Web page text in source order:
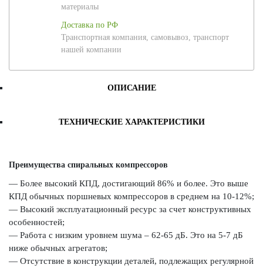
материалы
Доставка по РФ
Транспортная компания, самовывоз, транспорт
нашей компании
ОПИСАНИЕ
ТЕХНИЧЕСКИЕ ХАРАКТЕРИСТИКИ
Преимущества спиральных компрессоров
— Более высокий КПД, достигающий 86% и более. Это выше
КПД обычных поршневых компрессоров в среднем на 10-12%;
— Высокий эксплуатационный ресурс за счет конструктивных
особенностей;
— Работа с низким уровнем шума – 62-65 дБ. Это на 5-7 дБ
ниже обычных агрегатов;
— Отсутствие в конструкции деталей, подлежащих регулярной